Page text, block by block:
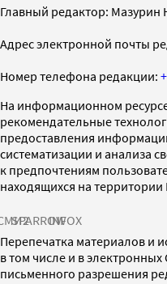
Главный редактор:
Адрес электронной почты
Номер телефона редакции:
На информационном
рекомендательные
предоставления
систематизации и анализа
к предпочтениям
находящихся на
SPARROWINFOX
Перепечатка материалов и
в том числе и в
письменного разрешения